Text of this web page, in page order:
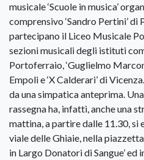
musicale ‘Scuole in musica’
comprensivo ‘Sandro Pertini’
partecipano il Liceo Musicale
sezioni musicali degli istituti
Portoferraio, ‘Guglielmo
Empoli e ‘X Calderari’ di
da una simpatica anteprima.
rassegna ha, infatti, anche una
mattina, a partire dalle 11.30, si
viale delle Ghiaie, nella
in Largo Donatori di Sangue’ ed